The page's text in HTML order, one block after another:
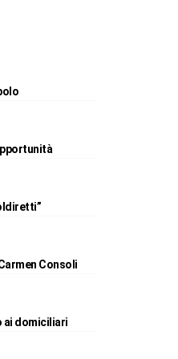
Consoli
ai domiciliari